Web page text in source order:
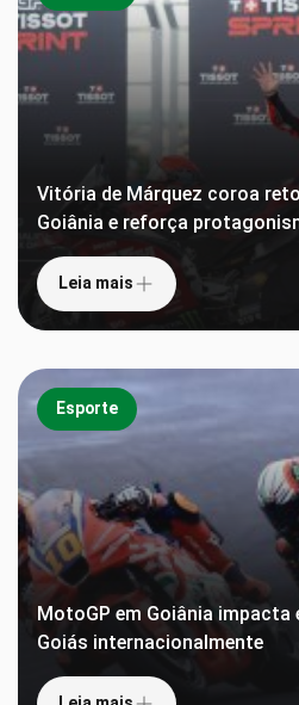
Vitória de Márquez coroa
Goiânia e reforça
Leia mais
Esporte
MotoGP em Goiânia impacta
Goiás internacionalmente